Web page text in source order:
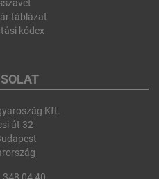
táblázat
kódex
Kft.
út 32